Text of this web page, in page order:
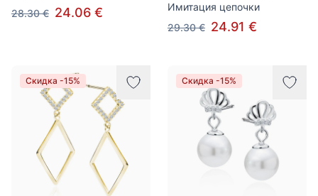
28.30 € 24.06 €
Имитация цепочки
29.30 € 24.91 €
Скидка -15% Скидка -15%